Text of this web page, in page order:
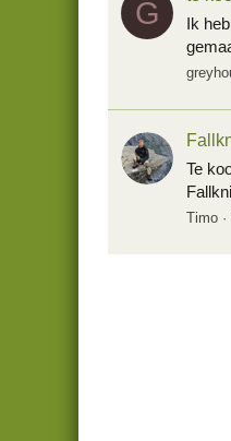
G
Ik
Te
Timo